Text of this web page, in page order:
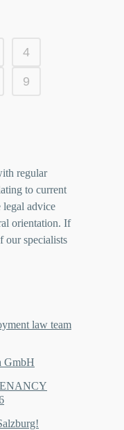
4
9
regular
to current
legal advice
orientation. If
our specialists
law team
GmbH